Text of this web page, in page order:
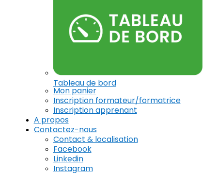
Tableau de bord
Mon panier
Inscription formateur/formatrice
Inscription apprenant
A propos
Contactez-nous
Contact & localisation
Facebook
Linkedin
Instagram